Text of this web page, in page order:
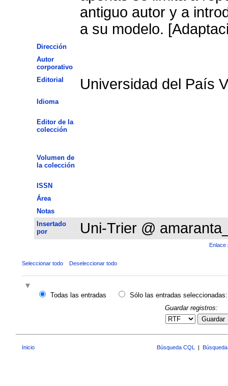
antiguo autor y a
a su modelo.
Dirección
Autor
corporativo
Editorial
Universidad del País
Idioma
Editor de la
colección
Volumen de
la colección
ISSN
Área
Notas
Insertado
por
Uni-Trier @
Enlace
Seleccionar todo Deseleccionar todo
Todas las entradas
Sólo las entradas seleccionadas:
Guardar registros:
Guardar
Inicio Búsqueda CQL